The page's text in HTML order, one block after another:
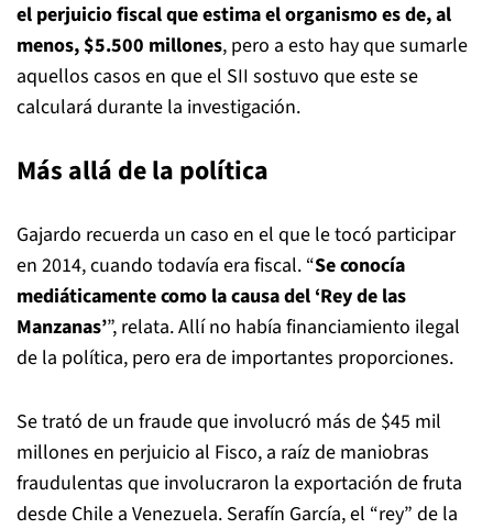
el perjuicio fiscal que estima el organismo es de, al
menos, $5.500 millones, pero a esto hay que sumarle
aquellos casos en que el SII sostuvo que este se
calculará durante la investigación.
Más allá de la política
Gajardo recuerda un caso en el que le tocó participar
en 2014, cuando todavía era fiscal. “Se conocía
mediáticamente como la causa del ‘Rey de las
Manzanas’”, relata. Allí no había financiamiento ilegal
de la política, pero era de importantes proporciones.
Se trató de un fraude que involucró más de $45 mil
millones en perjuicio al Fisco, a raíz de maniobras
fraudulentas que involucraron la exportación de fruta
desde Chile a Venezuela. Serafín García, el “rey” de la